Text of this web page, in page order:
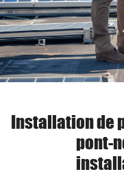
Installation de
pont-